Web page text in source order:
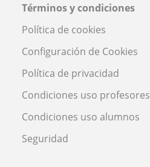
Términos y condiciones
Política de cookies
Configuración de Cookies
Política de privacidad
Condiciones uso profesores
Condiciones uso alumnos
Seguridad